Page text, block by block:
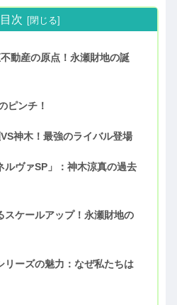
目次
動産の原点！永瀬財地の誕
ピンチ！
神木！最強のライバル登場
ルヴァSP」：神木涼真の過去
スケールアップ！永瀬財地の
リーズの魅力：なぜ私たちは